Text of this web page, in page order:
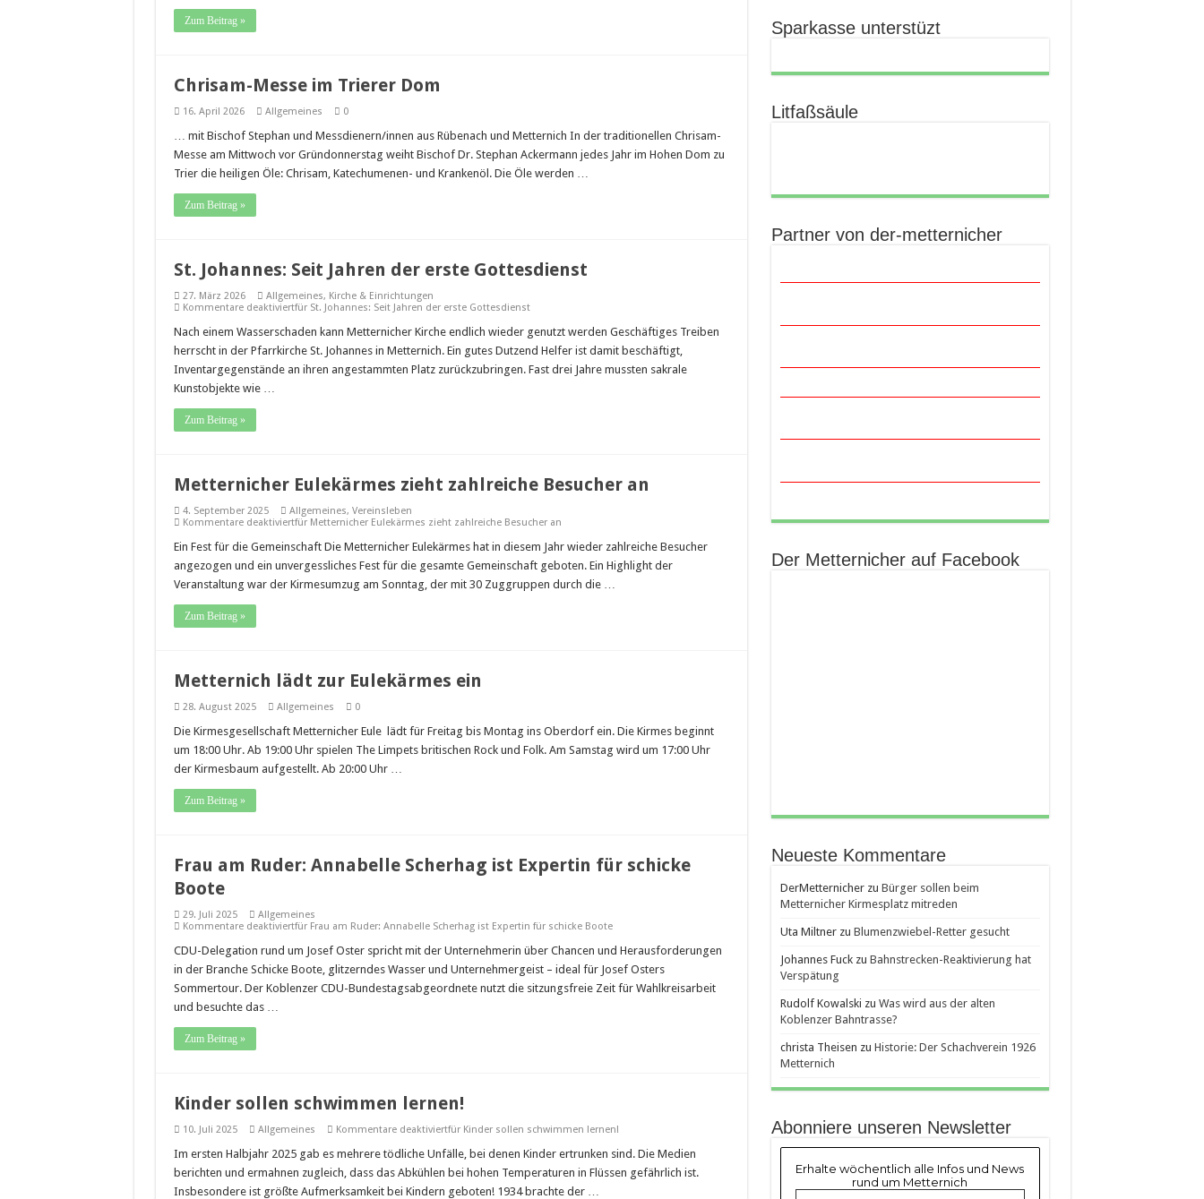
Zum Beitrag »
Chrisam-Messe im Trierer Dom
16. April 2026 Allgemeines 0
… mit Bischof Stephan und Messdienern/innen aus Rübenach und Metternich In der traditionellen Chrisam-
Messe am Mittwoch vor Gründonnerstag weiht Bischof Dr. Stephan Ackermann jedes Jahr im Hohen Dom zu
Trier die heiligen Öle: Chrisam, Katechumenen- und Krankenöl. Die Öle werden …
Zum Beitrag »
St. Johannes: Seit Jahren der erste Gottesdienst
27. März 2026 Allgemeines, Kirche & Einrichtungen
Kommentare deaktiviertfür St. Johannes: Seit Jahren der erste Gottesdienst
Nach einem Wasserschaden kann Metternicher Kirche endlich wieder genutzt werden Geschäftiges Treiben
herrscht in der Pfarrkirche St. Johannes in Metternich. Ein gutes Dutzend Helfer ist damit beschäftigt,
Inventargegenstände an ihren angestammten Platz zurückzubringen. Fast drei Jahre mussten sakrale
Kunstobjekte wie …
Zum Beitrag »
Metternicher Eulekärmes zieht zahlreiche Besucher an
4. September 2025 Allgemeines, Vereinsleben
Kommentare deaktiviertfür Metternicher Eulekärmes zieht zahlreiche Besucher an
Ein Fest für die Gemeinschaft Die Metternicher Eulekärmes hat in diesem Jahr wieder zahlreiche Besucher
angezogen und ein unvergessliches Fest für die gesamte Gemeinschaft geboten. Ein Highlight der
Veranstaltung war der Kirmesumzug am Sonntag, der mit 30 Zuggruppen durch die …
Zum Beitrag »
Metternich lädt zur Eulekärmes ein
28. August 2025 Allgemeines 0
Die Kirmesgesellschaft Metternicher Eule lädt für Freitag bis Montag ins Oberdorf ein. Die Kirmes beginnt
um 18:00 Uhr. Ab 19:00 Uhr spielen The Limpets britischen Rock und Folk. Am Samstag wird um 17:00 Uhr
der Kirmesbaum aufgestellt. Ab 20:00 Uhr …
Zum Beitrag »
Frau am Ruder: Annabelle Scherhag ist Expertin für schicke
Boote
29. Juli 2025
Allgemeines
Kommentare deaktiviertfür Frau am Ruder: Annabelle Scherhag ist Expertin für schicke Boote
CDU-Delegation rund um Josef Oster spricht mit der Unternehmerin über Chancen und Herausforderungen
in der Branche Schicke Boote, glitzerndes Wasser und Unternehmergeist – ideal für Josef Osters
Sommertour. Der Koblenzer CDU-Bundestagsabgeordnete nutzt die sitzungsfreie Zeit für Wahlkreisarbeit
und besuchte das …
Zum Beitrag »
Kinder sollen schwimmen lernen!
10. Juli 2025 Allgemeines Kommentare deaktiviertfür Kinder sollen schwimmen lernen!
Im ersten Halbjahr 2025 gab es mehrere tödliche Unfälle, bei denen Kinder ertrunken sind. Die Medien
berichten und ermahnen zugleich, dass das Abkühlen bei hohen Temperaturen in Flüssen gefährlich ist.
Insbesondere ist größte Aufmerksamkeit bei Kindern geboten! 1934 brachte der …
Sparkasse unterstüzt
Litfaßsäule
Partner von der-metternicher
Der Metternicher auf Facebook
Neueste Kommentare
DerMetternicherzu Bürger sollen beim
Metternicher Kirmesplatz mitreden
Uta Miltnerzu Blumenzwiebel-Retter gesucht
Johannes Fuckzu Bahnstrecken-Reaktivierung hat
Verspätung
Rudolf Kowalski zu Was wird aus der alten
Koblenzer Bahntrasse?
christa Theisen zu Historie: Der Schachverein 1926
Metternich
Abonniere unseren Newsletter
Erhalte wöchentlich alle Infos und News
rund um Metternich